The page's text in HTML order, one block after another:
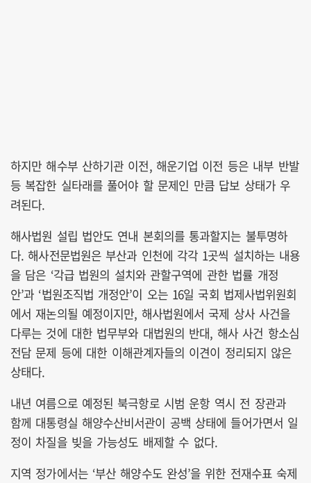
하지만 해수부 산하기관 이전, 해운기업 이전 등은 내부 반발
등 복잡한 실타래를 풀어야 할 문제인 만큼 답보 상태가 우
려된다.
해사법원 설립 법안도 연내 본회의를 통과할지는 불투명하
다. 해사전문법원은 부산과 인천에 각각 1곳씩 설치하는 내용
을 담은 ‘각급 법원의 설치와 관할구역에 관한 법률 개정
안’과 ‘법원조직법 개정안’이 오는 16일 국회 법제사법위원회
에서 재논의될 예정이지만, 해사법원에서 국제 상사 사건을
다루는 것에 대한 법무부와 대법원의 반대, 해사 사건 항소심
전담 문제 등에 대한 이해관계자들의 이견이 정리되지 않은
상태다.
내년 여름으로 예정된 북극항로 시범 운항 역시 전 장관과
함께 대통령실 해양수산비서관이 공백 상태에 들어가면서 일
정이 차질을 빚을 가능성도 배제할 수 없다.
지역 정가에서는 ‘부산 해양수도 완성’을 위한 전재수표 숙제